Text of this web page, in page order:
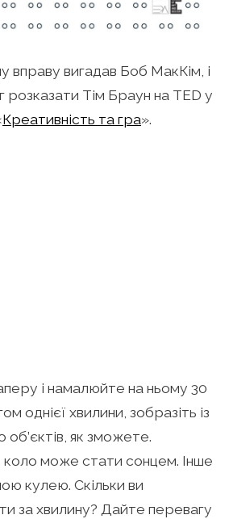
вправу вигадав Боб МакКім, і
розказати Тім Браун на TED у
Креативність та гра».
і намалюйте на ньому 30
однієї хвилини, зобразіть із
об’єктів, як зможете.
може стати сонцем. Інше
кулею. Скільки ви
за хвилину? Дайте перевагу